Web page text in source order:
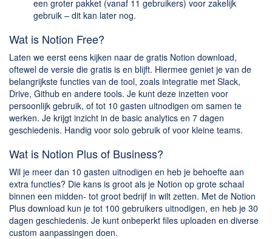
een groter pakket (vanaf 11 gebruikers) voor zakelijk
gebruik – dit kan later nog.
Wat is Notion Free?
Laten we eerst eens kijken naar de gratis Notion download,
oftewel de versie die gratis is en blijft. Hiermee geniet je van de
belangrijkste functies van de tool, zoals integratie met Slack,
Drive, Github en andere tools. Je kunt deze inzetten voor
persoonlijk gebruik, of tot 10 gasten uitnodigen om samen te
werken. Je krijgt inzicht in de basic analytics en 7 dagen
geschiedenis. Handig voor solo gebruik of voor kleine teams.
Wat is Notion Plus of Business?
Wil je meer dan 10 gasten uitnodigen en heb je behoefte aan
extra functies? Die kans is groot als je Notion op grote schaal
binnen een midden- tot groot bedrijf in wilt zetten. Met de Notion
Plus download kun je tot 100 gebruikers uitnodigen, en heb je 30
dagen geschiedenis. Je kunt onbeperkt files uploaden en diverse
custom aanpassingen doen.